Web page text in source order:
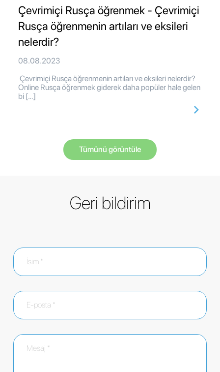
Çevrimiçi Rusça öğrenmek - Çevrimiçi
Rusça öğrenmenin artıları ve eksileri
nelerdir?
08.08.2023
Çevrimiçi Rusça öğrenmenin artıları ve eksileri nelerdir?
Online Rusça öğrenmek giderek daha popüler hale gelen
bi […]
Tümünü görüntüle
Geri bildirim